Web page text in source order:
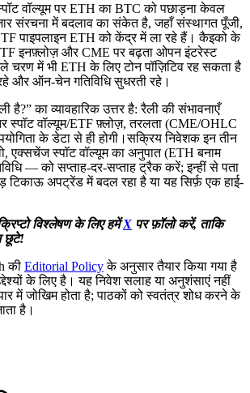
वॉल्यूम पर ETH का BTC को पछाड़ना केवल
संरचना में बदलाव का संकेत है, जहाँ संस्थागत पूँजी,
पाइपलाइन ETH को केंद्र में ला रहे हैं। कैइको के
इनफ़्लोज़ और CME पर बढ़ता ओपन इंटरेस्ट
चरण में भी ETH के लिए टोन पॉज़िटिव रह सकता है
और ऑन-चेन गतिविधि सुधरती रहे।
है?” का व्यावहारिक उत्तर है: रैली की संभावनाएँ
स्पॉट वॉल्यूम/ETF फ़्लोज़, तरलता (CME/OHLC
के डेटा से ही होगी।सक्रिय निवेशक इन तीन
स्पॉट वॉल्यूम का अनुपात (ETH बनाम
— को सप्ताह-दर-सप्ताह ट्रैक करें; इन्हीं से पता
टिकाऊ अपट्रेंड में बदल रहा है या यह सिर्फ़ एक हाई-
विश्लेषण के लिए हमेंX पर फ़ॉलो करें, ताकि
छूटे!
की Editorial Policyके अनुसार तैयार किया गया है
के लिए है। यह निवेश सलाह या अनुशंसाएं नहीं
में जोखिम होता है; पाठकों को स्वतंत्र शोध करने के
है।